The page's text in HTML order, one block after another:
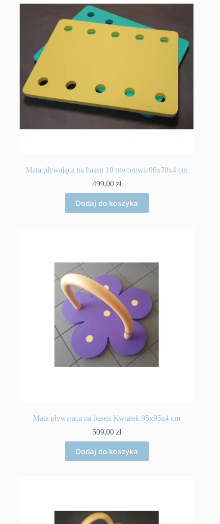
Mata pływająca na basen 10 otworowa 96x70x4 cm
499,00 zł
Dodaj do koszyka
Mata pływająca na basen Kwiatek 95x95x4 cm
509,00 zł
Dodaj do koszyka